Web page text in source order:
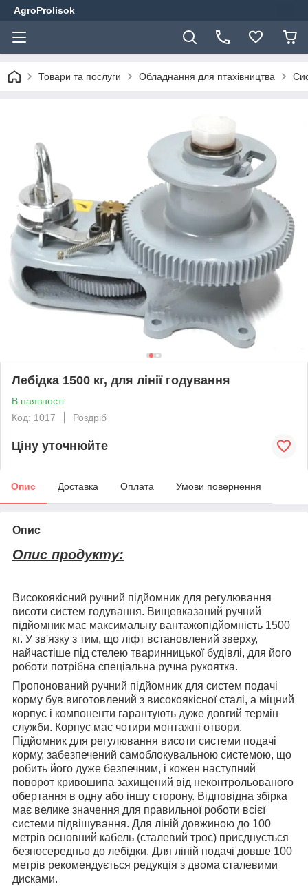
AgroProlisok
Товари та послуги Обладнання для птахівництва
Лебідка 1500 кг, для лінії годування
В наявності
Код: 1017
Роздріб
Ціну уточнюйте
Опис Доставка Оплата Умови повернення
Опис
Опис продукту:
Високоякісний ручний підйомник для регулювання
висоти систем годування. Вищевказаний ручний
підйомник має максимальну вантажопідйомність 1500
кг. У зв'язку з тим, що ліфт встановлений зверху,
найчастіше під стелею тваринницької будівлі, для його
роботи потрібна спеціальна ручна рукоятка.
Пропонований ручний підйомник для систем подачі
корму був виготовлений з високоякісної сталі, а міцний
корпус і компоненти гарантують дуже довгий термін
служби. Корпус має чотири монтажні отвори.
Підйомник для регулювання висоти системи подачі
корму, забезпечений самоблокувальною системою, що
робить його дуже безпечним, і кожен наступний
поворот кривошипа захищений від неконтрольованого
обертання в одну або іншу сторону. Відповідна збірка
має велике значення для правильної роботи всієї
системи підвішування. Для ліній довжиною до 100
метрів основний кабель (сталевий трос) приєднується
безпосередньо до лебідки. Для ліній подачі довше 100
метрів рекомендується редукція з двома сталевими
дисками.